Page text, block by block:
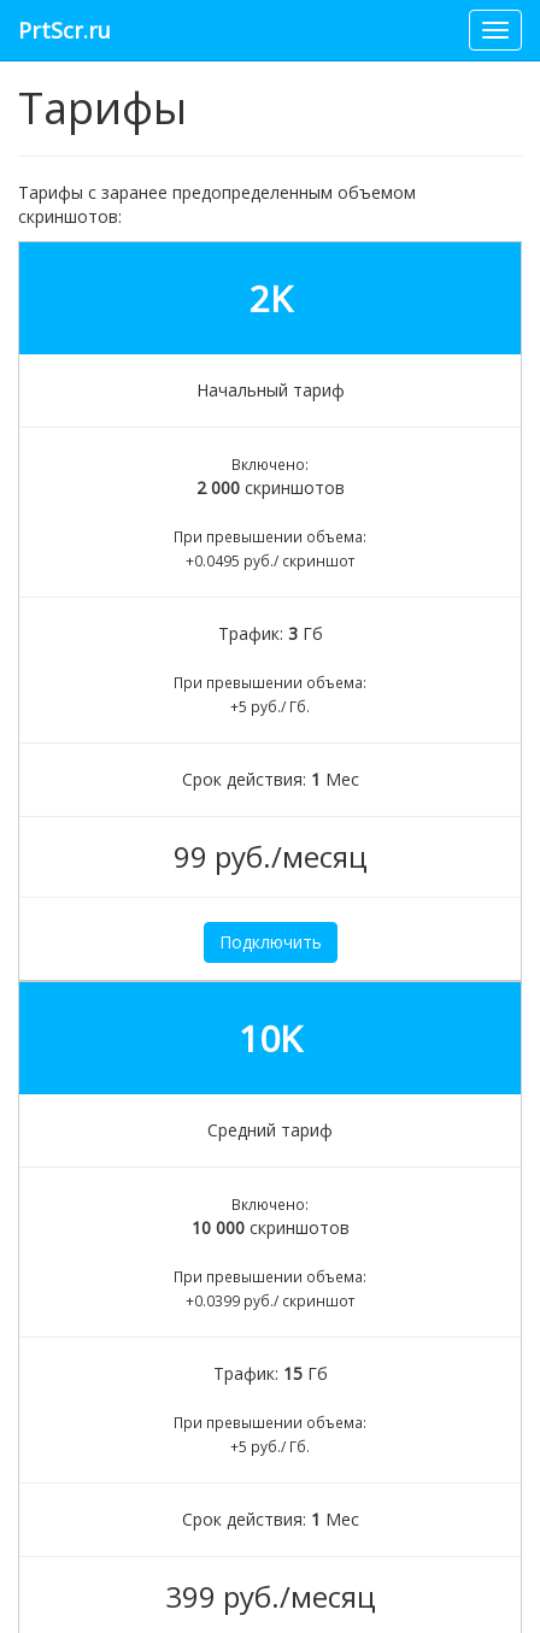
PrtScr.ru
Тарифы
Тарифы с заранее предопределенным объемом
скриншотов:
2K
Начальный тариф
Включено:
2 000скриншотов
При превышении объема:
+0.0495 руб./ скриншот
Трафик: 3Гб
При превышении объема:
+5 руб./ Гб.
Срок действия: 1 Мес
99 руб./месяц
Подключить
10K
Средний тариф
Включено:
10 000скриншотов
При превышении объема:
+0.0399 руб./ скриншот
Трафик: 15Гб
При превышении объема:
+5 руб./ Гб.
Срок действия: 1 Мес
399 руб./месяц